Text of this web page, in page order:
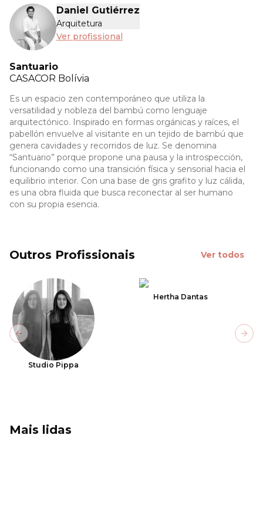
Daniel Gutiérrez
Arquitetura
Ver profissional
Santuario
CASACOR Bolívia
Es un espacio zen contemporáneo que utiliza la
versatilidad y nobleza del bambú como lenguaje
arquitectónico. Inspirado en formas orgánicas y raíces, el
pabellón envuelve al visitante en un tejido de bambú que
genera cavidades y recorridos de luz. Se denomina
“Santuario” porque propone una pausa y la introspección,
funcionando como una transición física y sensorial hacia el
equilibrio interior. Con una base de gris grafito y luz cálida,
es una obra fluida que busca reconectar al ser humano
con su propia esencia.
Outros Profissionais Ver todos
Studio Pippa
Hertha Dantas
Previous slide
Mais lidas